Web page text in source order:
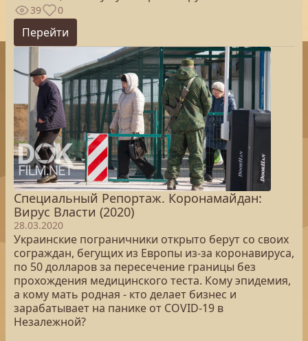
39 0
Перейти
Специальный Репортаж. Коронамайдан:
Вирус Власти (2020)
28.03.2020
Украинские пограничники открыто берут со своих
сограждан, бегущих из Европы из-за коронавируса,
по 50 долларов за пересечение границы без
прохождения медицинского теста. Кому эпидемия,
а кому мать родная - кто делает бизнес и
зарабатывает на панике от COVID-19 в
Незалежной?